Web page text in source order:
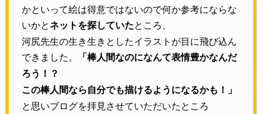
かといって絵は得意ではないので何か参考にならな
いかとネットを探していたところ、
河尻先生の生き生きとしたイラストが目に飛び込ん
できました。
「棒人間なのになんて表情豊かなんだ
ろう！？
この棒人間なら自分でも描けるようになるかも！」
と思いブログを拝見させていただいたところ